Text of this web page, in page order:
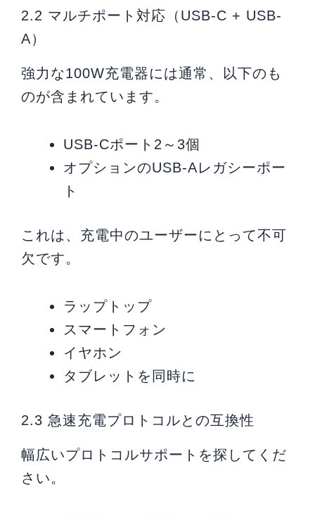
2.2 マルチポート対応（USB-C + USB-
A）
強力な100W充電器には通常、以下のも
のが含まれています。
USB-Cポート2～3個
オプションのUSB-Aレガシーポー
ト
これは、充電中のユーザーにとって不可
欠です。
ラップトップ
スマートフォン
イヤホン
タブレットを同時に
2.3 急速充電プロトコルとの互換性
幅広いプロトコルサポートを探してくだ
さい。